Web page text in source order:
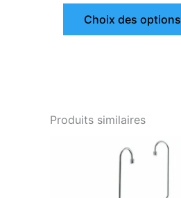
Choix des options
Produits similaires
prix
était :
prix